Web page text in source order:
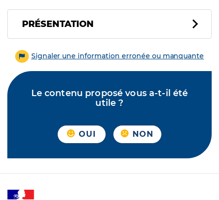
PRÉSENTATION
Signaler une information erronée ou manquante
Le contenu proposé vous a-t-il été
utile ?
OUI NON